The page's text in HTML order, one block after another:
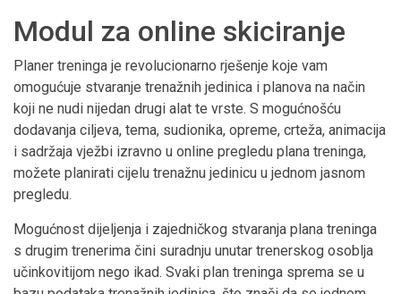
Modul za online skiciranje
Planer treninga je revolucionarno rješenje koje vam
omogućuje stvaranje trenažnih jedinica i planova na način
koji ne nudi nijedan drugi alat te vrste. S mogućnošću
dodavanja ciljeva, tema, sudionika, opreme, crteža, animacija
i sadržaja vježbi izravno u online pregledu plana treninga,
možete planirati cijelu trenažnu jedinicu u jednom jasnom
pregledu.
Mogućnost dijeljenja i zajedničkog stvaranja plana treninga
s drugim trenerima čini suradnju unutar trenerskog osoblja
učinkovitijom nego ikad. Svaki plan treninga sprema se u